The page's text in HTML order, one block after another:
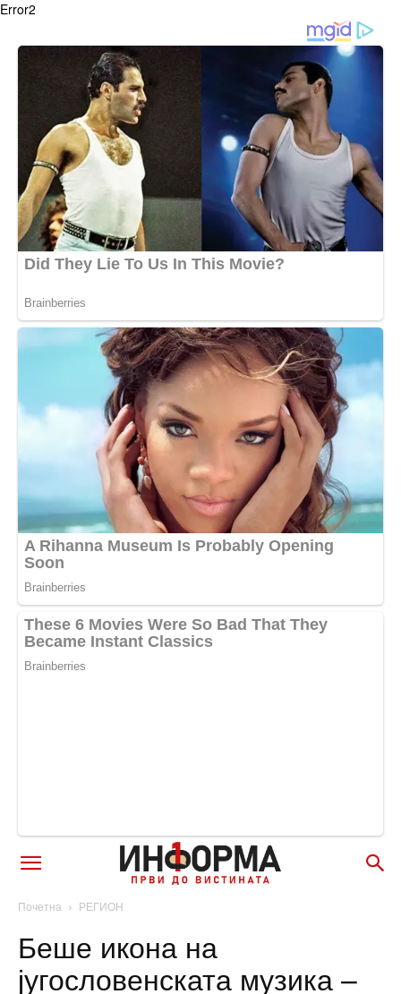
Error2
Почетна РЕГИОН
Беше икона на
југословенската музика –